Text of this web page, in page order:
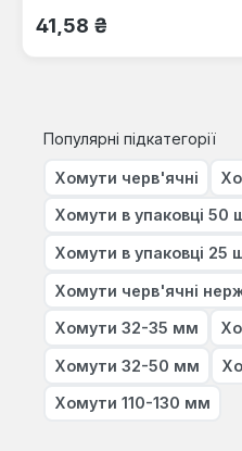
Звичайна ціна:
41,58 ₴
Популярні підкатегорії
Хомути черв'ячні
Хомути в упаковці 50
Хомути в упаковці 25
Хомути черв'ячні
Хомути 32-35 мм
Хомути 32-50 мм
Хомути 110-130 мм